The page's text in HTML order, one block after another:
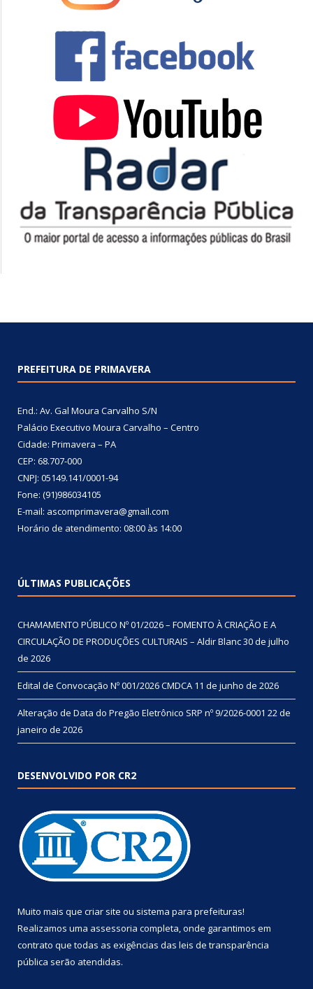
PREFEITURA DE PRIMAVERA
End.: Av. Gal Moura Carvalho S/N
Palácio Executivo Moura Carvalho – Centro
Cidade: Primavera – PA
CEP: 68.707-000
CNPJ: 05149.141/0001-94
Fone: (91)986034105
E-mail: ascomprimavera@gmail.com
Horário de atendimento: 08:00 às 14:00
ÚLTIMAS PUBLICAÇÕES
CHAMAMENTO PÚBLICO Nº 01/2026 – FOMENTO À CRIAÇÃO E A
CIRCULAÇÃO DE PRODUÇÕES CULTURAIS – Aldir Blanc30 de julho
de 2026
Edital de Convocação Nº 001/2026 CMDCA 11 de junho de 2026
Alteração de Data do Pregão Eletrônico SRP nº 9/2026-0001 22 de
janeiro de 2026
DESENVOLVIDO POR CR2
Muito mais que criar site ou sistema para prefeituras!
Realizamos uma assessoria completa, onde garantimos em
contrato que todas as exigências das leis de transparência
pública serão atendidas.